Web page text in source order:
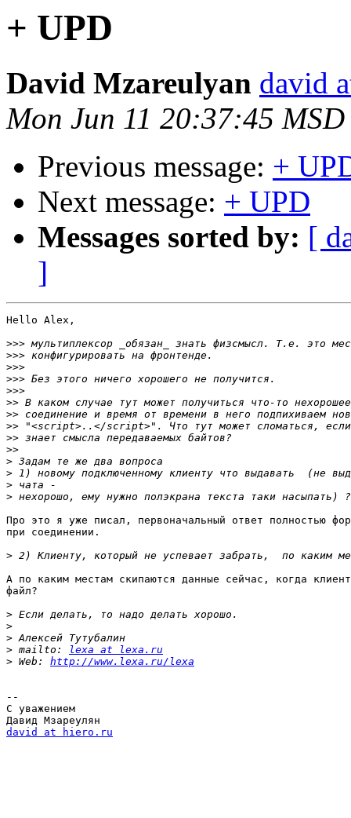
+ UPD
David Mzareulyan david
Mon Jun 11 20:37:45
Previous message: +
Next message: + UPD
Messages sorted by: [
]
Hello Alex,
>>>
>>>
>>>
>>>
>>>
>>
>>
>>
>>
>>
>
>
>
>
Про это я уже писал, первоначальный ответ полностью
при соединении.
>
А по каким местам скипаются данные сейчас, когда
файл?
>
>
>
> mailto:
lexa at lexa.ru
> Web: http://www.lexa.ru/lexa
--
С уважением
david at hiero.ru